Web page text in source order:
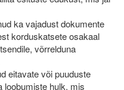
ka vajadust dokumente
korduskatsete osakaal
võrrelduna
eitavate või puuduste
loobumiste hulk, mis